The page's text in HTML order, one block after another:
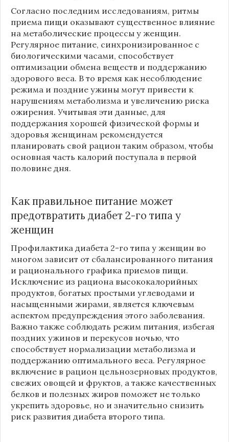
Согласно последним исследованиям, ритмы
приема пищи оказывают существенное влияние
на метаболические процессы у женщин.
Регулярное питание, синхронизированное с
биологическими часами, способствует
оптимизации обмена веществ и поддержанию
здорового веса. В то время как несоблюдение
режима и поздние ужины могут привести к
нарушениям метаболизма и увеличению риска
ожирения. Учитывая эти данные, для
поддержания хорошей физической формы и
здоровья женщинам рекомендуется
планировать свой рацион таким образом, чтобы
основная часть калорий поступала в первой
половине дня.
Как правильное питание может
предотвратить диабет 2-го типа у
женщин
Профилактика диабета 2-го типа у женщин во
многом зависит от сбалансированного питания
и рационального графика приемов пищи.
Исключение из рациона высококалорийных
продуктов, богатых простыми углеводами и
насыщенными жирами, является ключевым
аспектом предупреждения этого заболевания.
Важно также соблюдать режим питания, избегая
поздних ужинов и перекусов ночью, что
способствует нормализации метаболизма и
поддержанию оптимального веса. Регулярное
включение в рацион цельнозерновых продуктов,
свежих овощей и фруктов, а также качественных
белков и полезных жиров поможет не только
укрепить здоровье, но и значительно снизить
риск развития диабета второго типа.